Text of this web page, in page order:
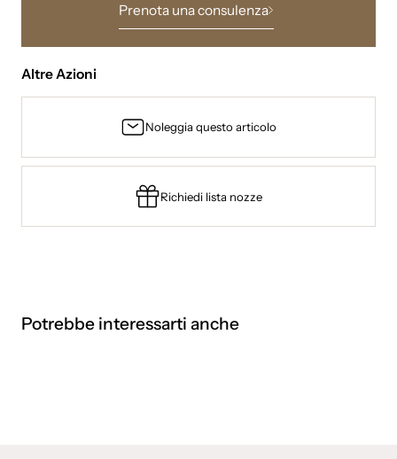
Prenota una consulenza
Altre Azioni
Noleggia questo articolo
Richiedi lista nozze
Potrebbe interessarti anche